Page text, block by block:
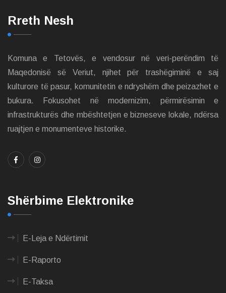
Rreth Nesh
Komuna e Tetovës, e vendosur në veri-perëndim të
Maqedonisë së Veriut, njihet për trashëgiminë e saj
kulturore të pasur, komunitetin e ndryshëm dhe peizazhet e
bukura. Fokusohet në modernizim, përmirësimin e
infrastrukturës dhe mbështetjen e bizneseve lokale, ndërsa
ruajtjen e monumenteve historike.
Shërbime Elektronike
E-Leja e Ndërtimit
E-Raporto
E-Taksa